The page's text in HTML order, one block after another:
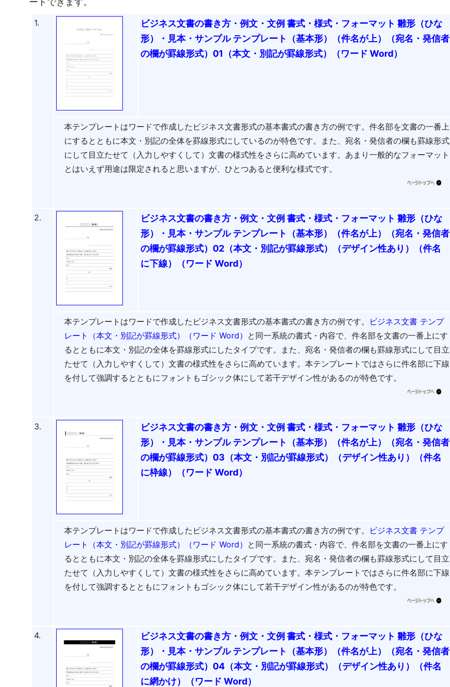
1.
ビジネス文書の書き方・例文・文例 書式・様式・フォーマット 雛形（ひな
形）・見本・サンプル テンプレート（基本形）（件名が上）（宛名・発信者
の欄が罫線形式）01（本文・別記が罫線形式）（ワード Word）
本テンプレートはワードで作成したビジネス文書形式の基本書式の書き方の例です。件名部を文書の一番上
にするとともに本文・別記の全体を罫線形式にしているのが特色です。また、宛名・発信者の欄も罫線形式
にして目立たせて（入力しやすくして）文書の様式性をさらに高めています。あまり一般的なフォーマット
とはいえず用途は限定されると思いますが、ひとつあると便利な様式です。
2.
ビジネス文書の書き方・例文・文例 書式・様式・フォーマット 雛形（ひな
形）・見本・サンプル テンプレート（基本形）（件名が上）（宛名・発信者
の欄が罫線形式）02（本文・別記が罫線形式）（デザイン性あり）（件名
に下線）（ワード Word）
本テンプレートはワードで作成したビジネス文書形式の基本書式の書き方の例です。
ビジネス文書 テンプ
レート（本文・別記が罫線形式）（ワード Word） と同一系統の書式・内容で、件名部を文書の一番上にす
るとともに本文・別記の全体を罫線形式にしたタイプです。また、宛名・発信者の欄も罫線形式にして目立
たせて（入力しやすくして）文書の様式性をさらに高めています。本テンプレートではさらに件名部に下線
を付して強調するとともにフォントもゴシック体にして若干デザイン性があるのが特色です。
3.
ビジネス文書の書き方・例文・文例 書式・様式・フォーマット 雛形（ひな
形）・見本・サンプル テンプレート（基本形）（件名が上）（宛名・発信者
の欄が罫線形式）03（本文・別記が罫線形式）（デザイン性あり）（件名
に枠線）（ワード Word）
本テンプレートはワードで作成したビジネス文書形式の基本書式の書き方の例です。
ビジネス文書 テンプ
レート（本文・別記が罫線形式）（ワード Word） と同一系統の書式・内容で、件名部を文書の一番上にす
るとともに本文・別記の全体を罫線形式にしたタイプです。また、宛名・発信者の欄も罫線形式にして目立
たせて（入力しやすくして）文書の様式性をさらに高めています。本テンプレートではさらに件名部に下線
を付して強調するとともにフォントもゴシック体にして若干デザイン性があるのが特色です。
4.
ビジネス文書の書き方・例文・文例 書式・様式・フォーマット 雛形（ひな
形）・見本・サンプル テンプレート（基本形）（件名が上）（宛名・発信者
の欄が罫線形式）04（本文・別記が罫線形式）（デザイン性あり）（件名
に網かけ）（ワード Word）